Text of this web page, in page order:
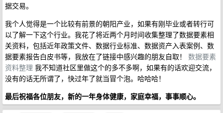
据交易。
我个人觉得是一个比较有前景的朝阳产业，如果有刚毕业或者转行可
以了解一下这个行业。我花了将近两个月时间收集整理了数据要素相
关资料，包括近年政策文件、数据行业标准、数据资产入表案例、数
据要素报告白皮书等，我放在了链接中感兴趣的朋友自取！ 数据要素
资料整理 我不知道社区里做这个的多不多啊，如果有的话欢迎交流，
没有的话无所谓了，快过年了就当冒个泡。哈哈哈！
最后祝福各位朋友，新的一年身体健康，家庭幸福，事事顺心。